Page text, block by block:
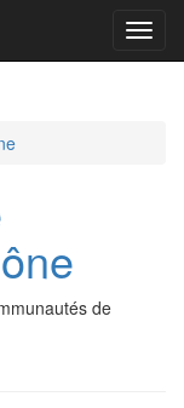
Menu
de